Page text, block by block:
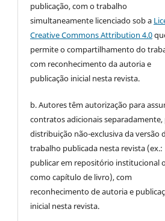
publicação, com o trabalho
simultaneamente licenciado sob a
Creative Commons Attribution 4.0
permite o compartilhamento do
com reconhecimento da autoria e
publicação inicial nesta revista.
b. Autores têm autorização para
contratos adicionais separadamente,
distribuição não-exclusiva da versão
trabalho publicada nesta revista (ex.:
publicar em repositório institucional
como capítulo de livro), com
reconhecimento de autoria e
inicial nesta revista.